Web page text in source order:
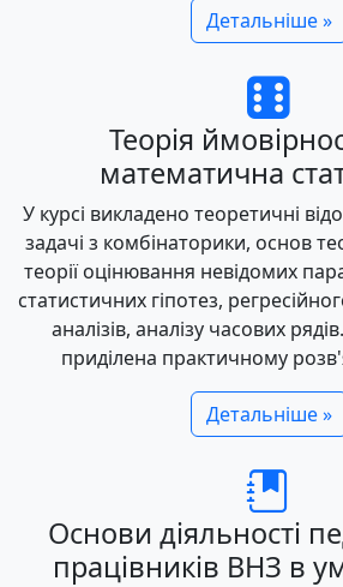
Детальніше »
Теорія
математична
У курсі викладено теоретичні
задачі з комбінаторики, основ
теорії оцінювання невідомих
статистичних гіпотез,
аналізів, аналізу часових
приділена практичному
Детальніше »
Основи діяльності
працівників ВНЗ в